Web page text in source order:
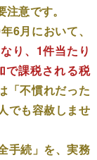
意です。
6月において、
り、1件当たり
で課税される税
「不慣れだった
でも容赦しませ
手続」を、実務